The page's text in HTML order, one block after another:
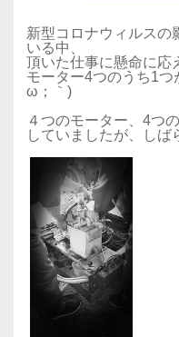
新型コロナウィルスの
いる中、
頂いた仕事に懸命に応
モーター4つのうち1つ
ω；｀)
４つのモーター、4つ
していましたが、しば